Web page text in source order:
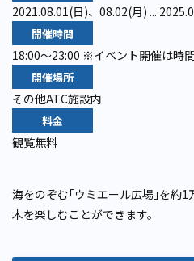
2021.08.01(日)、08.02(月) ...
開催時間
18:00～23:00 ※イベント開催は時
開催場所
その他ATC施設内
料金
観覧無料
海をのぞむ｢ウミエール広場｣を約
木を楽しむことができます。